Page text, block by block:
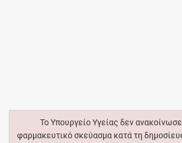
Το Υπουργείο Υγείας δεν ανακοίνωσε
φαρμακευτικό σκεύασμα κατά τη